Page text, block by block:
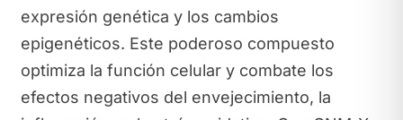
expresión genética y los cambios
epigenéticos. Este poderoso compuesto
optimiza la función celular y combate los
efectos negativos del envejecimiento, la